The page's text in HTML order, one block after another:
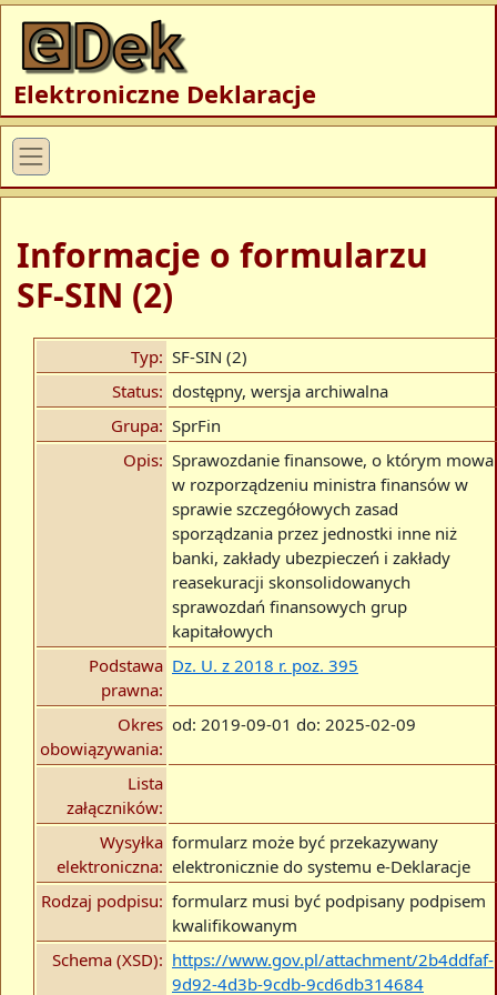
Elektroniczne Deklaracje
Informacje o formularzu
SF-SIN (2)
Typ: SF-SIN (2)
Status: dostępny, wersja archiwalna
Grupa: SprFin
Opis: Sprawozdanie finansowe, o którym mowa
w rozporządzeniu ministra finansów w
sprawie szczegółowych zasad
sporządzania przez jednostki inne niż
banki, zakłady ubezpieczeń i zakłady
reasekuracji skonsolidowanych
sprawozdań finansowych grup
kapitałowych
Podstawa
prawna:
Dz. U. z 2018 r. poz. 395
Okres
obowiązywania:
od: 2019-09-01 do: 2025-02-09
Lista
załączników:
Wysyłka
elektroniczna:
formularz może być przekazywany
elektronicznie do systemu e-Deklaracje
Rodzaj podpisu: formularz musi być podpisany podpisem
kwalifikowanym
Schema (XSD): https://www.gov.pl/attachment/2b4ddfaf-
9d92-4d3b-9cdb-9cd6db314684